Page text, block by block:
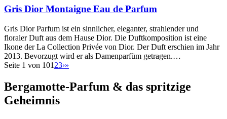
Gris Dior Montaigne Eau de Parfum
Gris Dior Parfum ist ein sinnlicher, eleganter, strahlender und
floraler Duft aus dem Hause Dior. Die Duftkomposition ist eine
Ikone der La Collection Privée von Dior. Der Duft erschien im Jahr
2013. Bevorzugt wird er als Damenparfüm getragen.…
Seite 1 von 101 23›»
Bergamotte-Parfum & das spritzige
Geheimnis